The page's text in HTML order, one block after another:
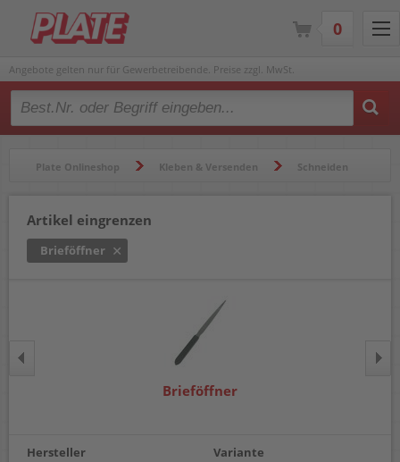
Angebote gelten nur für Gewerbetreibende. Preise zzgl. MwSt.
Type 2 or more characters for results.
Plate Onlineshop Kleben & Versenden Schneiden
Artikel eingrenzen
Brieföffner
Brieföffner
Hersteller Variante
0